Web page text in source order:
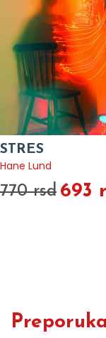
STRES
Hane Lund
770 rsd 693